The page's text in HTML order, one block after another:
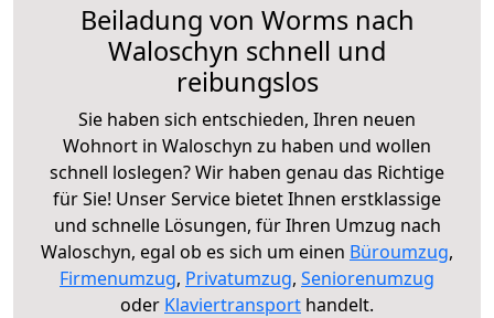
Beiladung von Worms nach
Waloschyn schnell und
reibungslos
Sie haben sich entschieden, Ihren neuen
Wohnort in Waloschyn zu haben und wollen
schnell loslegen? Wir haben genau das Richtige
für Sie! Unser Service bietet Ihnen erstklassige
und schnelle Lösungen, für Ihren Umzug nach
Waloschyn, egal ob es sich um einen Büroumzug,
Firmenumzug, Privatumzug, Seniorenumzug
oder Klaviertransport handelt.